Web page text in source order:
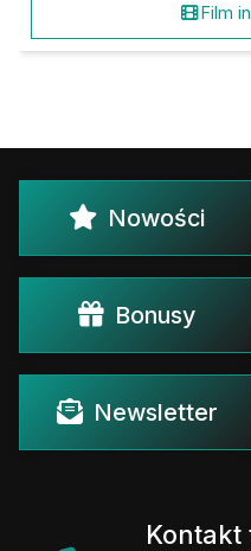
Film
Nowości
Bonusy
Newsletter